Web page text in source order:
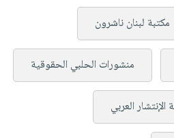
مكتبة لبنان ناشرون
منشورات الحلبي الحقوقية
العربي